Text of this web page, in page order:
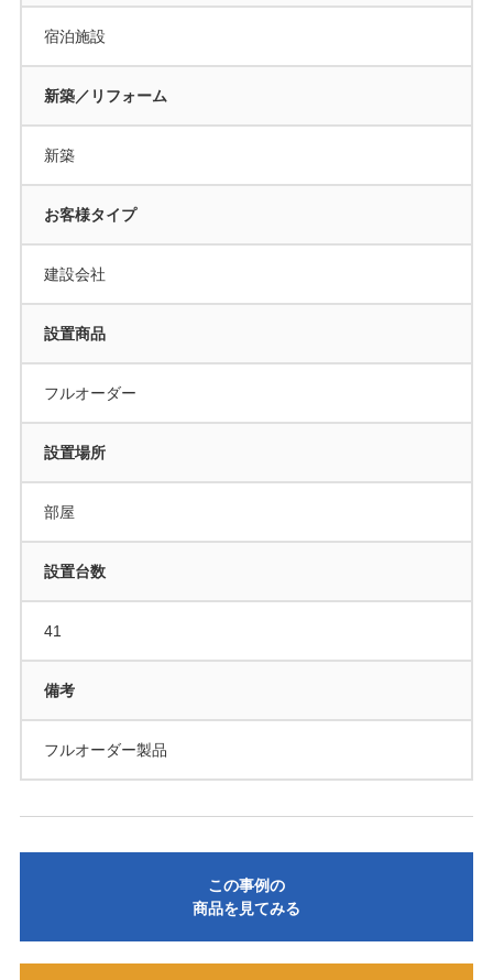
宿泊施設
新築／リフォーム
新築
お客様タイプ
建設会社
設置商品
フルオーダー
設置場所
部屋
設置台数
41
備考
フルオーダー製品
この事例の
商品を見てみる